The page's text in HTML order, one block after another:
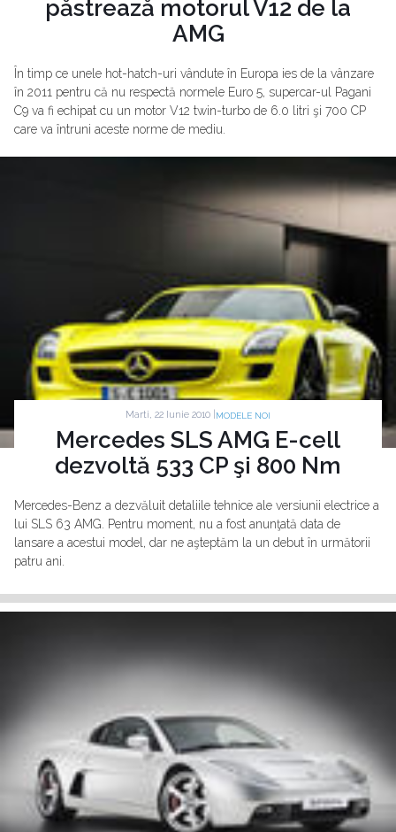
păstrează motorul V12 de la
AMG
În timp ce unele hot-hatch-uri vândute în Europa ies de la vânzare
în 2011 pentru că nu respectă normele Euro 5, supercar-ul Pagani
C9 va fi echipat cu un motor V12 twin-turbo de 6.0 litri şi 700 CP
care va întruni aceste norme de mediu.
Marti, 22 Iunie 2010 | MODELE NOI
Mercedes SLS AMG E-cell
dezvoltă 533 CP şi 800 Nm
Mercedes-Benz a dezvăluit detaliile tehnice ale versiunii electrice a
lui SLS 63 AMG. Pentru moment, nu a fost anunţată data de
lansare a acestui model, dar ne aşteptăm la un debut în următorii
patru ani.